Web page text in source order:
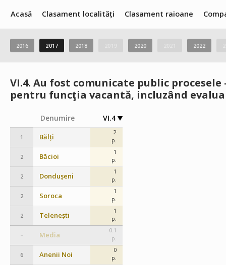
Acasă Clasament localități Clasament raioane
2016 2017 2018 2020 2022
VI.4. Au fost comunicate public
pentru funcţia vacantă, incluzând
Denumire VI.4
1 Bălți
2
p.
2 Băcioi
1
p.
2 Dondușeni
1
p.
2 Soroca
1
p.
2 Telenești
1
p.
– Media
0.1
p.
6 Anenii Noi
0
p.